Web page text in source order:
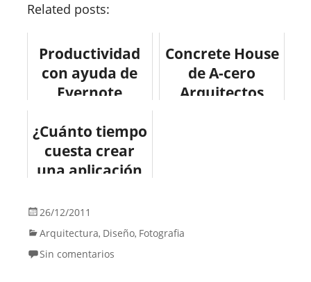
Related posts:
Productividad
con ayuda de
Evernote
Concrete House
de A-cero
Arquitectos
¿Cuánto tiempo
cuesta crear
una aplicación
#infografia
#app
26/12/2011
Arquitectura, Diseño, Fotografia
Sin comentarios